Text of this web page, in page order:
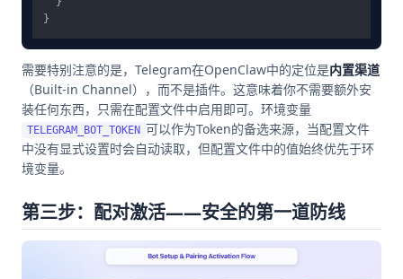
}
需要特别注意的是，Telegram在OpenClaw中的定位是内置渠道
（Built-in Channel），而不是插件。这意味着你不需要额外安
装任何东西，只需在配置文件中启用即可。环境变量
TELEGRAM_BOT_TOKEN 可以作为Token的备选来源，当配置文件
中没有显式设置时会自动读取，但配置文件中的值始终优先于环
境变量。
第三步：配对激活——安全的第一道防线